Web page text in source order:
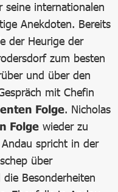
seine internationalen
Anekdoten. Bereits
der Heurige der
zum besten
und über den
mit Chefin
Folge. Nicholas
Folge wieder zu
spricht in der
über
Besonderheiten